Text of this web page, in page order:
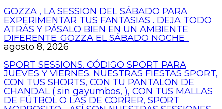
GOZZA , LA SESSION DEL SÁBADO PARA
EXPERIMENTAR TUS FANTASIAS . DEJA TODO
ATRÁS Y PÁSALO BIEN EN UN AMBIENTE
DIFERENTE. GOZZA EL SÁBADO NOCHE .
agosto 8, 2026
SPORT SESSIONS. CÓDIGO SPORT PARA
JUEVES Y VIERNES. NUESTRAS FIESTAS SPORT,
CON TUS SHORTS, CON TU PANTALON DE
CHANDAL ( sin gayumbos, ), CON TUS MALLAS
DE FÚTBOL O LAS DE CORRER, SPORT